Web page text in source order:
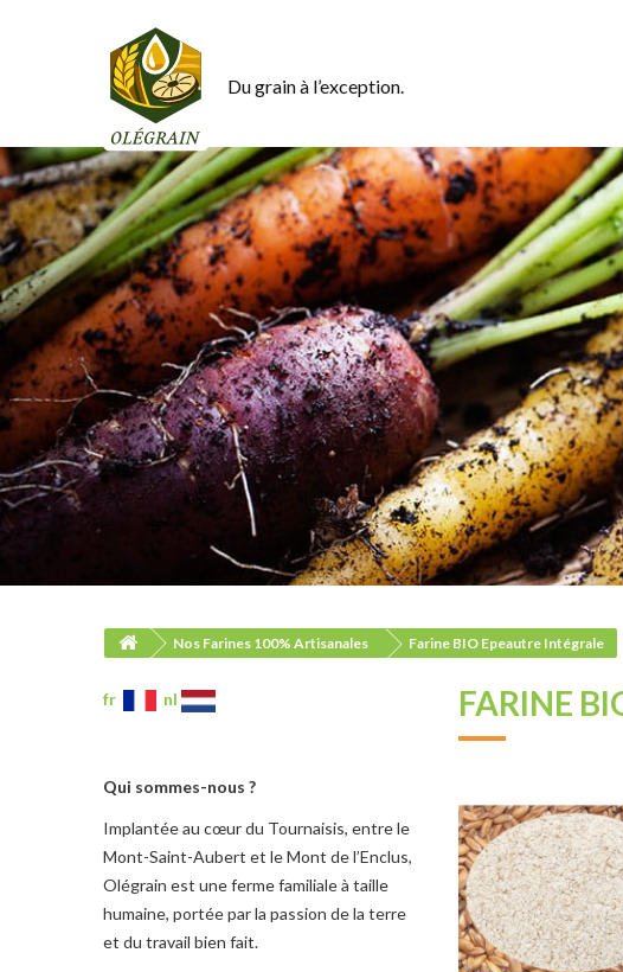
Du grain à l’exception.
Nos Farines 100% Artisanales Farine BIO Epeautre Intégrale
fr nl
Qui sommes-nous ?
Implantée au cœur du Tournaisis, entre le
Mont-Saint-Aubert et le Mont de l’Enclus,
Olégrain est une ferme familiale à taille
humaine, portée par la passion de la terre
et du travail bien fait.
FARINE